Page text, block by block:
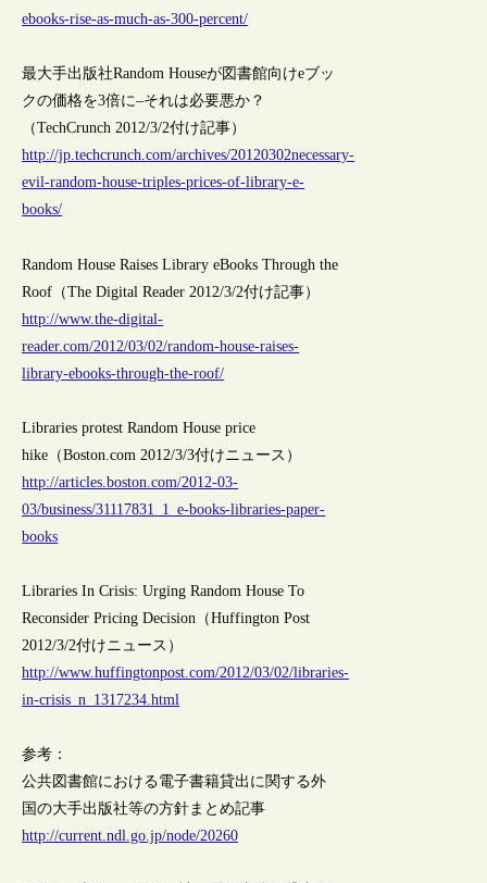
ebooks-rise-as-much-as-300-percent/
最大手出版社Random Houseが図書館向けeブッ
クの価格を3倍に–それは必要悪か？
（TechCrunch 2012/3/2付け記事）
http://jp.techcrunch.com/archives/20120302necessary-
evil-random-house-triples-prices-of-library-e-
books/
Random House Raises Library eBooks Through the
Roof（The Digital Reader 2012/3/2付け記事）
http://www.the-digital-
reader.com/2012/03/02/random-house-raises-
library-ebooks-through-the-roof/
Libraries protest Random House price
hike（Boston.com 2012/3/3付けニュース）
http://articles.boston.com/2012-03-
03/business/31117831_1_e-books-libraries-paper-
books
Libraries In Crisis: Urging Random House To
Reconsider Pricing Decision（Huffington Post
2012/3/2付けニュース）
http://www.huffingtonpost.com/2012/03/02/libraries-
in-crisis_n_1317234.html
参考：
公共図書館における電子書籍貸出に関する外
国の大手出版社等の方針まとめ記事
http://current.ndl.go.jp/node/20260